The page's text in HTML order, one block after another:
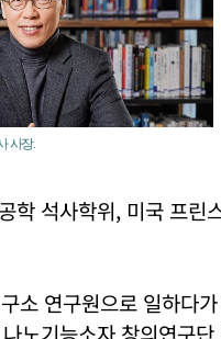
사장.
학 석사학위, 미국 프린
소 연구원으로 일하다
노기능소자 창의연구